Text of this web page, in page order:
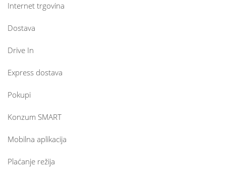
Internet trgovina
Dostava
Drive In
Express dostava
Pokupi
Konzum SMART
Mobilna aplikacija
Plaćanje režija